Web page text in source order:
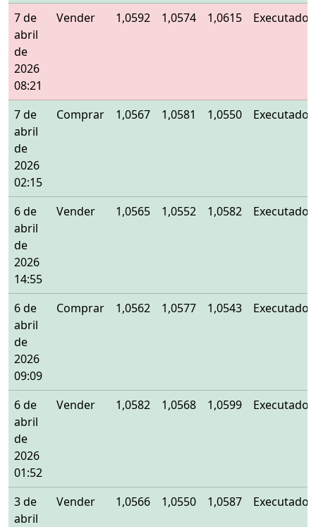
7 de
abril
de
2026
08:21
Vender 1,0592 1,0574 1,0615 Executado
7 de
abril
de
2026
02:15
Comprar 1,0567 1,0581 1,0550 Executado
6 de
abril
de
2026
14:55
Vender 1,0565 1,0552 1,0582 Executado
6 de
abril
de
2026
09:09
Comprar 1,0562 1,0577 1,0543 Executado
6 de
abril
de
2026
01:52
Vender 1,0582 1,0568 1,0599 Executado
3 de
abril
Vender 1,0566 1,0550 1,0587 Executado